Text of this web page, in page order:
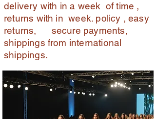
delivery with in a week of time ,
returns with in week. policy , easy
returns, secure payments,
shippings from international
shippings.